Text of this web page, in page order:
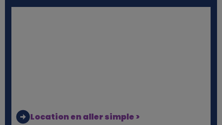
Location en aller simple >